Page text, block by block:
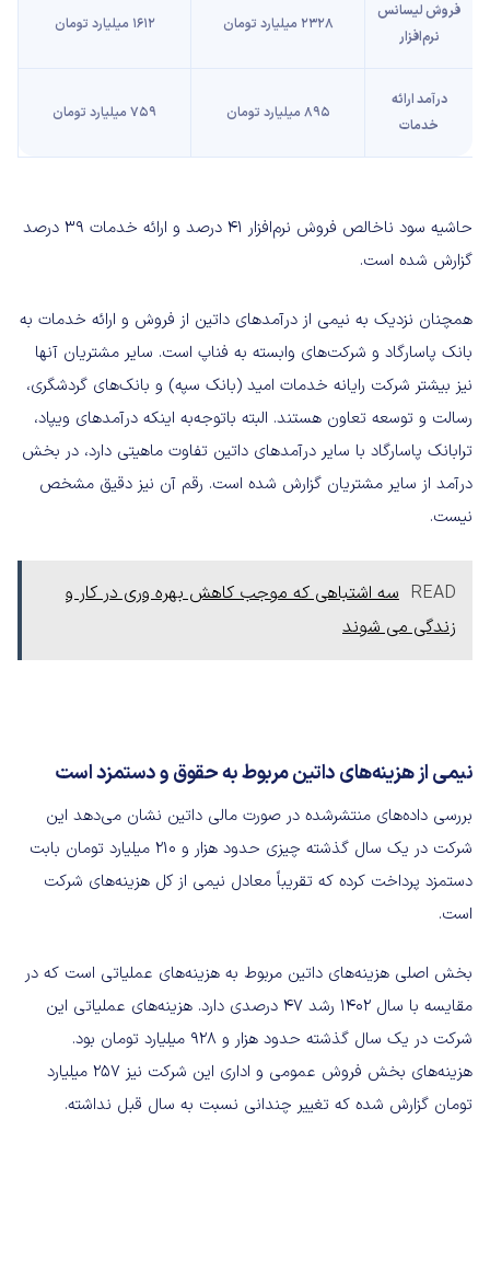
فروش لیسانس
نرم‌افزار
2328 میلیارد تومان 1612 میلیارد تومان
درآمد ارائه
خدمات
895 میلیارد تومان 759 میلیارد تومان
حاشیه سود ناخالص فروش نرم‌افزار 41 درصد و ارائه خدمات 39 درصد
گزارش شده است.
همچنان نزدیک به نیمی از درآمدهای داتین از فروش و ارائه خدمات به
بانک پاسارگاد و شرکت‌های وابسته به فناپ است. سایر مشتریان آنها
نیز بیشتر شرکت رایانه خدمات امید (بانک سپه) و بانک‌های گردشگری،
رسالت و توسعه تعاون هستند. البته باتوجه‌به اینکه درآمدهای ویپاد،
ترابانک پاسارگاد با سایر درآمدهای داتین تفاوت ماهیتی دارد، در بخش
درآمد از سایر مشتریان گزارش شده است. رقم آن نیز دقیق مشخص
نیست.
READ سه اشتباهی که موجب کاهش بهره وری در کار و
زندگی می شوند
نیمی از هزینه‌های داتین مربوط به حقوق و دستمزد است
بررسی داده‌های منتشرشده در صورت مالی داتین نشان می‌دهد این
شرکت در یک سال گذشته چیزی حدود هزار و 210 میلیارد تومان بابت
دستمزد پرداخت کرده که تقریباً معادل نیمی از کل هزینه‌های شرکت
است.
بخش اصلی هزینه‌های داتین مربوط به هزینه‌های عملیاتی است که در
مقایسه با سال 1402 رشد 47 درصدی دارد. هزینه‌های عملیاتی این
شرکت در یک سال گذشته حدود هزار و 928 میلیارد تومان بود.
هزینه‌های بخش فروش عمومی و اداری این شرکت نیز 257 میلیارد
تومان گزارش شده که تغییر چندانی نسبت به سال قبل نداشته.